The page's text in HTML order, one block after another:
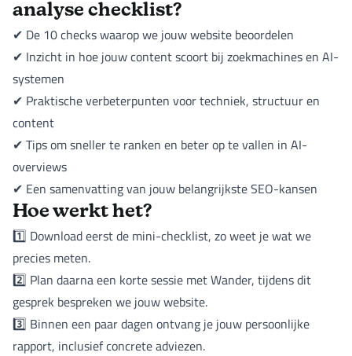
analyse checklist?
✔ De 10 checks waarop we jouw website beoordelen
✔ Inzicht in hoe jouw content scoort bij zoekmachines en AI-
systemen
✔ Praktische verbeterpunten voor techniek, structuur en
content
✔ Tips om sneller te ranken en beter op te vallen in AI-
overviews
✔ Een samenvatting van jouw belangrijkste SEO-kansen
Hoe werkt het?
1️⃣ Download eerst de mini-checklist, zo weet je wat we
precies meten.
2️⃣ Plan daarna een korte sessie met Wander, tijdens dit
gesprek bespreken we jouw website.
3️⃣ Binnen een paar dagen ontvang je jouw persoonlijke
rapport, inclusief concrete adviezen.